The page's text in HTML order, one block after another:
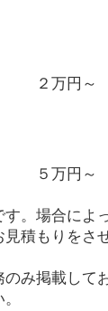
万円～
万円～
。場合によ
積もりをさ
み掲載して